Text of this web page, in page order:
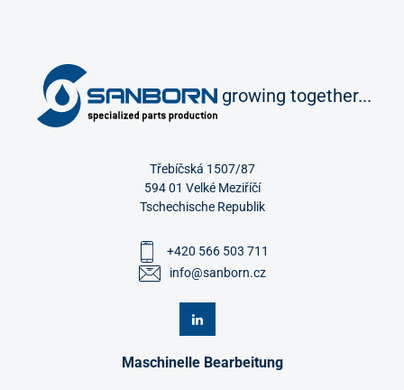
growing together...
Maschinelle Bearbeitung
Třebíčská 1507/87
594 01 Velké Meziříčí
Tschechische Republik
+420 566 503 711
info@sanborn.cz